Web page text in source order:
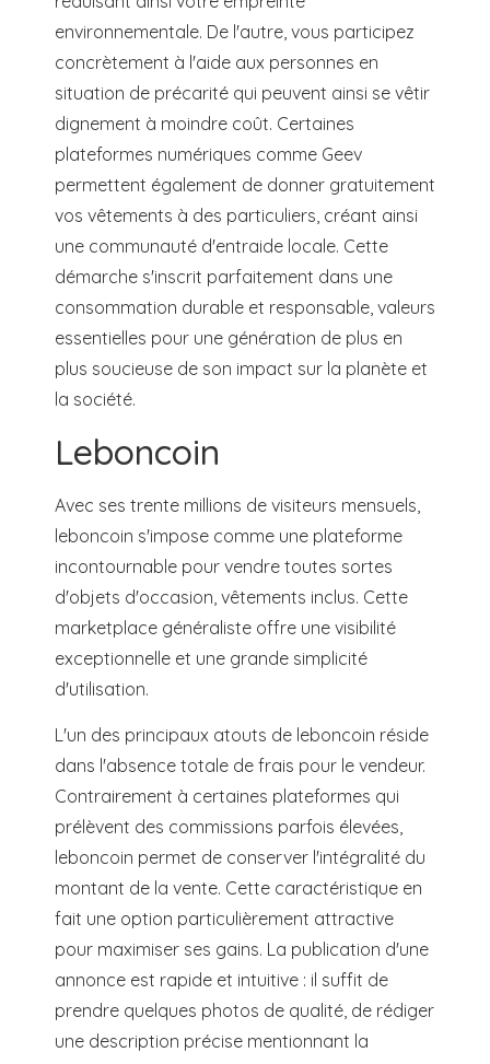
environnementale. De l'autre, vous participez
concrètement à l'aide aux personnes en
situation de précarité qui peuvent ainsi se vêtir
dignement à moindre coût. Certaines
plateformes numériques comme Geev
permettent également de donner gratuitement
vos vêtements à des particuliers, créant ainsi
une communauté d'entraide locale. Cette
démarche s'inscrit parfaitement dans une
consommation durable et responsable, valeurs
essentielles pour une génération de plus en
plus soucieuse de son impact sur la planète et
la société.
Leboncoin
Avec ses trente millions de visiteurs mensuels,
leboncoin s'impose comme une plateforme
incontournable pour vendre toutes sortes
d'objets d'occasion, vêtements inclus. Cette
marketplace généraliste offre une visibilité
exceptionnelle et une grande simplicité
d'utilisation.
L'un des principaux atouts de leboncoin réside
dans l'absence totale de frais pour le vendeur.
Contrairement à certaines plateformes qui
prélèvent des commissions parfois élevées,
leboncoin permet de conserver l'intégralité du
montant de la vente. Cette caractéristique en
fait une option particulièrement attractive
pour maximiser ses gains. La publication d'une
annonce est rapide et intuitive : il suffit de
prendre quelques photos de qualité, de rédiger
une description précise mentionnant la